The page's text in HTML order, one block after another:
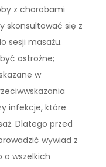
z chorobami
skonsultować się z
sesji masażu.
ostrożne;
w
infekcje, które
Dlatego przed
wywiad z
wszelkich